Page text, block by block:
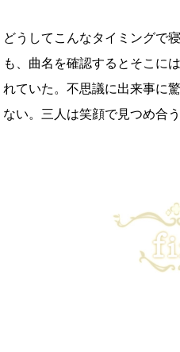
どうしてこんなタイミングで
も、曲名を確認するとそこに
れていた。不思議に出来事に
ない。三人は笑顔で見つめ合